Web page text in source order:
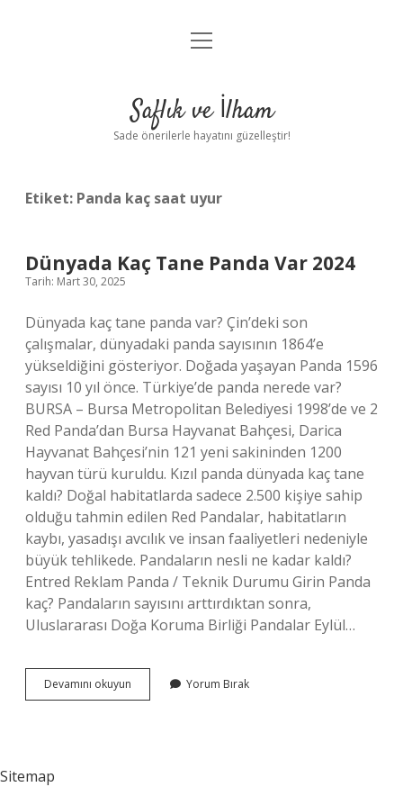
Anasayfa
Yasal Uyarı
menüyü
Saflık ve İlham
Sade önerilerle hayatını güzelleştir!
Etiket: Panda kaç saat uyur
Dünyada Kaç Tane Panda Var 2024
Tarih: Mart 30, 2025
Dünyada kaç tane panda var? Çin’deki son
çalışmalar, dünyadaki panda sayısının 1864’e
yükseldiğini gösteriyor. Doğada yaşayan Panda 1596
sayısı 10 yıl önce. Türkiye’de panda nerede var?
BURSA – Bursa Metropolitan Belediyesi 1998’de ve 2
Red Panda’dan Bursa Hayvanat Bahçesi, Darica
Hayvanat Bahçesi’nin 121 yeni sakininden 1200
hayvan türü kuruldu. Kızıl panda dünyada kaç tane
kaldı? Doğal habitatlarda sadece 2.500 kişiye sahip
olduğu tahmin edilen Red Pandalar, habitatların
kaybı, yasadışı avcılık ve insan faaliyetleri nedeniyle
büyük tehlikede. Pandaların nesli ne kadar kaldı?
Entred Reklam Panda / Teknik Durumu Girin Panda
kaç? Pandaların sayısını arttırdıktan sonra,
Uluslararası Doğa Koruma Birliği Pandalar Eylül…
Devamını okuyun Dünyada
Kaç
Yorum Bırak
Sitemap